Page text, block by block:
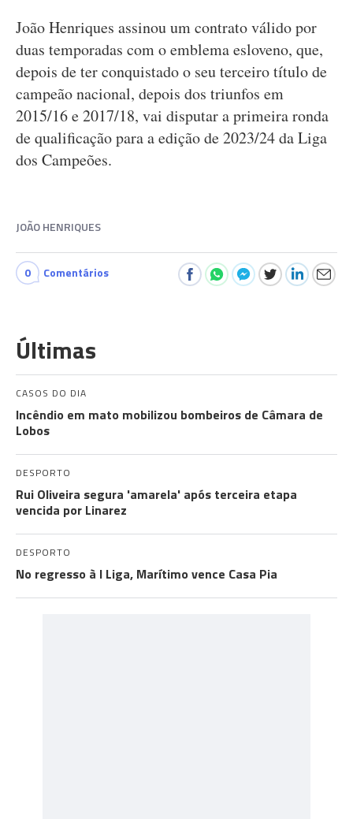
João Henriques assinou um contrato válido por
duas temporadas com o emblema esloveno, que,
depois de ter conquistado o seu terceiro título de
campeão nacional, depois dos triunfos em
2015/16 e 2017/18, vai disputar a primeira ronda
de qualificação para a edição de 2023/24 da Liga
dos Campeões.
JOÃO HENRIQUES
0 Comentários
Últimas
CASOS DO DIA
Incêndio em mato mobilizou bombeiros de Câmara de
Lobos
DESPORTO
Rui Oliveira segura 'amarela' após terceira etapa
vencida por Linarez
DESPORTO
No regresso à I Liga, Marítimo vence Casa Pia